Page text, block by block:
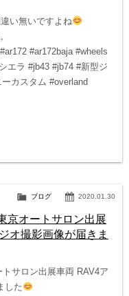
い無いですよね
#ar172baja #wheels
エラ #jb43 #jb74 #新型ジ
カスタム #overland
2020.01.30
ブログ
京オートサロン出展
オ撮影画像が届きま
サロン出展車両 RAV4ア
した